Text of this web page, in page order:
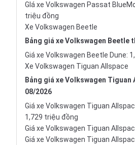
GIá xe Volkswagen Passat
triệu đồng
Xe Volkswagen Beetle
Bảng giá xe Volkswagen Beetle
Giá xe Volkswagen Beetle Dune:
Xe Volkswagen Tiguan Allspace
Bảng giá xe Volkswagen Tiguan
08/2026
Giá xe Volkswagen Tiguan
1,729 triệu đồng
Giá xe Volkswagen Tiguan
Giá xe Volkswagen Tiguan